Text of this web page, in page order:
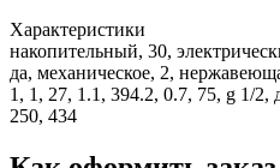
Характеристики
накопительный, 30,
да, механическое, 2,
1, 1, 27, 1.1, 394.2, 0.7, 75, g 1/2,
250, 434